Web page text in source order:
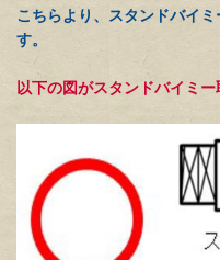
こちらより、スタンドバイ
す。
以下の図がスタンドバイミー